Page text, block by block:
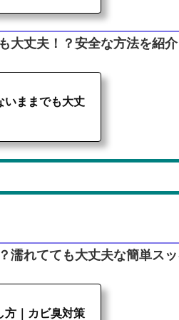
大丈夫！？安全な方法を紹介
いままでも大丈
濡れてても大丈夫な簡単ス
方｜カビ臭対策